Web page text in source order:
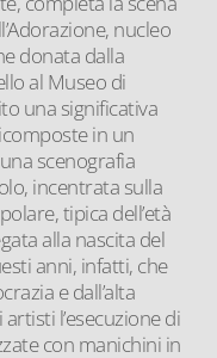
nucleo
donata dalla
al Museo di
una significativa
in un
scenografia
incentrata sulla
tipica dell’età
alla nascita del
anni, infatti, che
e dall’alta
l’esecuzione di
con manichini in